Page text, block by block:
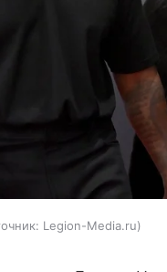
Legion-Media.ru